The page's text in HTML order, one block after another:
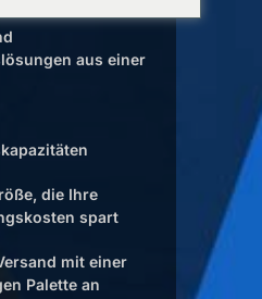
aus einer
die Ihre
spart
mit einer
Palette an